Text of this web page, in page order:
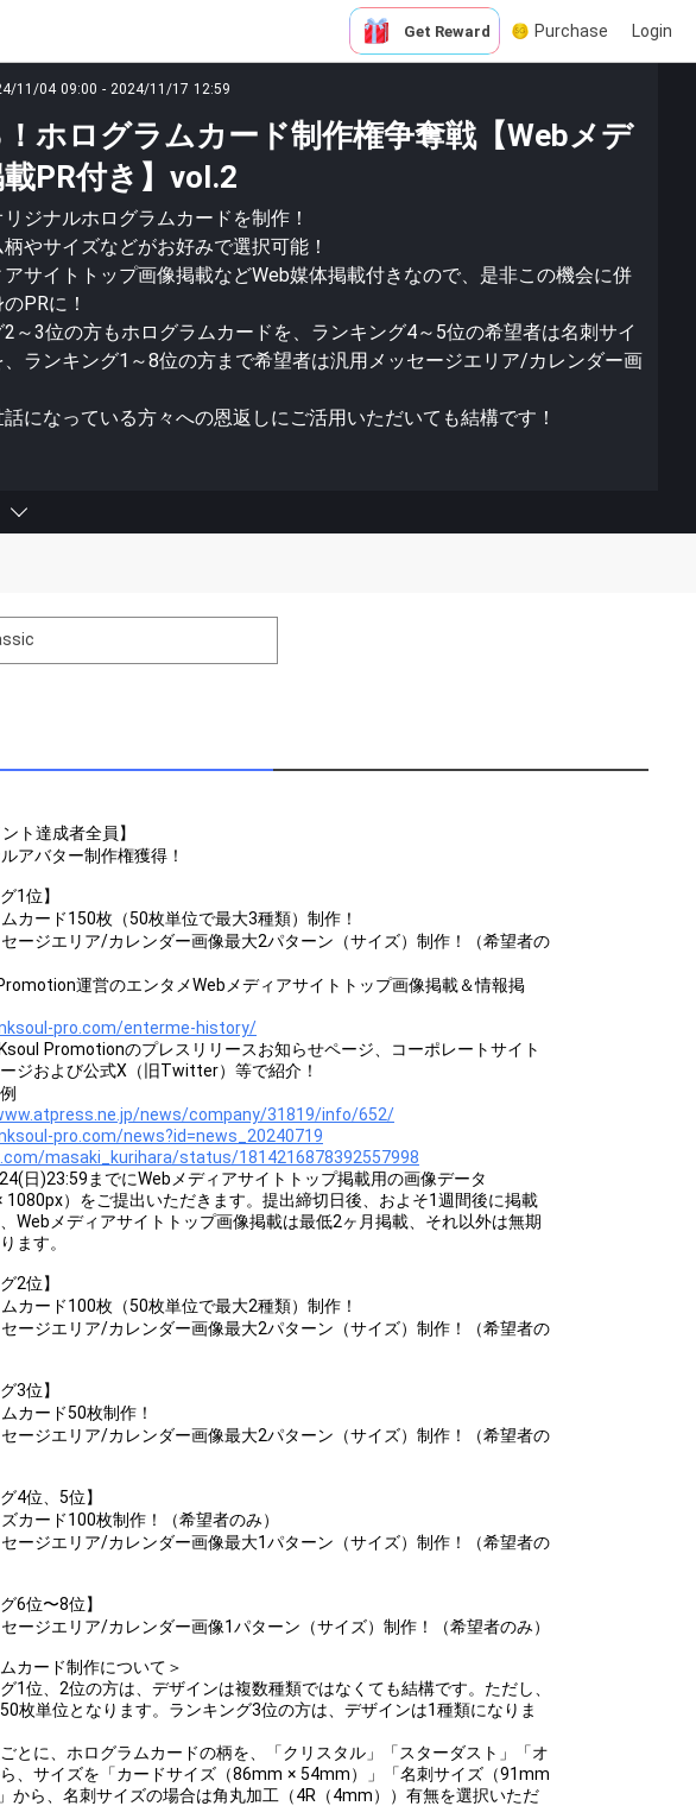
Get Reward Purchase Login
11/04 09:00 - 2024/11/17 12:59
ホログラムカード制作権争奪戦【Webメデ
PR付き】vol.2
ジナルホログラムカードを制作！
やサイズなどがお好みで選択可能！
サイトトップ画像掲載などWeb媒体掲載付きなので、是非この機会に併
PRに！
～3位の方もホログラムカードを、ランキング4～5位の希望者は名刺サイ
、ランキング1～8位の方まで希望者は汎用メッセージエリア/カレンダー画
になっている方々への恩返しにご活用いただいても結構です！
comments. Please refrain from posting comments that may offend performers or
ト達成者全員】
アバター制作権獲得！
1位】
カード150枚（50枚単位で最大3種類）制作！
ージエリア/カレンダー画像最大2パターン（サイズ）制作！（希望者の
運営のエンタメWebメディアサイトトップ画像掲載＆情報掲
pro.com/enterme-history/
Promotionのプレスリリースお知らせページ、コーポレートサイト
ジおよび公式X（旧Twitter）等で紹介！
news/company/31819/info/652/
pro.com/news?id=news_20240719
masaki_kurihara/status/1814216878392557998
日)23:59までにWebメディアサイトトップ掲載用の画像データ
1080px）をご提出いただきます。提出締切日後、およそ1週間後に掲載
Webメディアサイトトップ画像掲載は最低2ヶ月掲載、それ以外は無期
ます。
2位】
カード100枚（50枚単位で最大2種類）制作！
ージエリア/カレンダー画像最大2パターン（サイズ）制作！（希望者の
3位】
カード50枚制作！
ージエリア/カレンダー画像最大2パターン（サイズ）制作！（希望者の
4位、5位】
カード100枚制作！（希望者のみ）
ージエリア/カレンダー画像最大1パターン（サイズ）制作！（希望者の
6位〜8位】
ージエリア/カレンダー画像1パターン（サイズ）制作！（希望者のみ）
カード制作について＞
グ1位、2位の方は、デザインは複数種類ではなくても結構です。ただし、
枚単位となります。ランキング3位の方は、デザインは1種類になりま
ごとに、ホログラムカードの柄を、「クリスタル」「スターダスト」「オ
、サイズを「カードサイズ（86mm × 54mm）」「名刺サイズ（91mm
から、名刺サイズの場合は角丸加工（4R（4mm））有無を選択いただ